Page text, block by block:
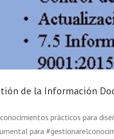
de la Información
prácticos para
para